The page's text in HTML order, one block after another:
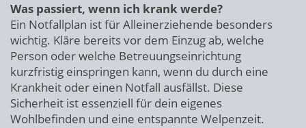
Was passiert, wenn ich krank werde?
Ein Notfallplan ist für Alleinerziehende besonders
wichtig. Kläre bereits vor dem Einzug ab, welche
Person oder welche Betreuungseinrichtung
kurzfristig einspringen kann, wenn du durch eine
Krankheit oder einen Notfall ausfällst. Diese
Sicherheit ist essenziell für dein eigenes
Wohlbefinden und eine entspannte Welpenzeit.